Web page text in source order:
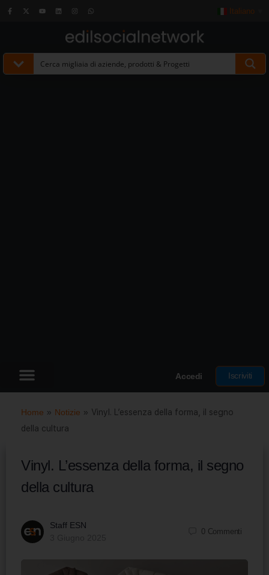
Italiano
Accedi Iscriviti
Home » Notizie » Vinyl. L’essenza della forma, il segno
della cultura
Vinyl. L’essenza della forma, il segno
della cultura
Staff ESN
0 Commenti